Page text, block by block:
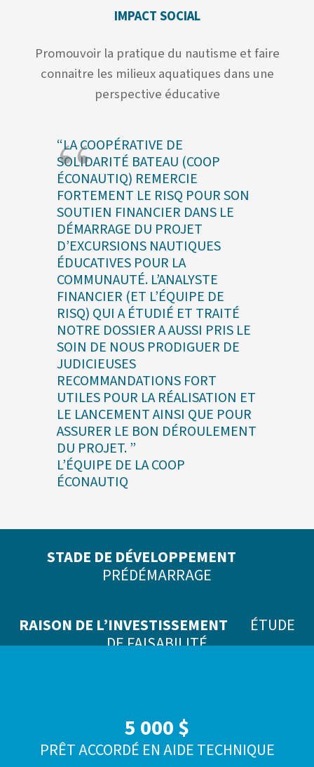
IMPACT SOCIAL
Promouvoir la pratique du nautisme et faire
connaitre les milieux aquatiques dans une
perspective éducative
“LA COOPÉRATIVE DE
SOLIDARITÉ BATEAU (COOP
ÉCONAUTIQ) REMERCIE
FORTEMENT LE RISQ POUR SON
SOUTIEN FINANCIER DANS LE
DÉMARRAGE DU PROJET
D’EXCURSIONS NAUTIQUES
ÉDUCATIVES POUR LA
COMMUNAUTÉ. L’ANALYSTE
FINANCIER (ET L’ÉQUIPE DE
RISQ) QUI A ÉTUDIÉ ET TRAITÉ
NOTRE DOSSIER A AUSSI PRIS LE
SOIN DE NOUS PRODIGUER DE
JUDICIEUSES
RECOMMANDATIONS FORT
UTILES POUR LA RÉALISATION ET
LE LANCEMENT AINSI QUE POUR
ASSURER LE BON DÉROULEMENT
DU PROJET. ”
L’ÉQUIPE DE LA COOP
ÉCONAUTIQ
STADE DE DÉVELOPPEMENT
PRÉDÉMARRAGE
RAISON DE L’INVESTISSEMENT ÉTUDE
DE FAISABILITÉ
5 000 $
PRÊT ACCORDÉ EN AIDE TECHNIQUE